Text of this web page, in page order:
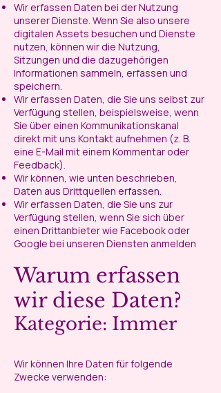
Wir erfassen Daten bei der Nutzung
unserer Dienste. Wenn Sie also unsere
digitalen Assets besuchen und Dienste
nutzen, können wir die Nutzung,
Sitzungen und die dazugehörigen
Informationen sammeln, erfassen und
speichern.
Wir erfassen Daten, die Sie uns selbst zur
Verfügung stellen, beispielsweise, wenn
Sie über einen Kommunikationskanal
direkt mit uns Kontakt aufnehmen (z. B.
eine E-Mail mit einem Kommentar oder
Feedback).
Wir können, wie unten beschrieben,
Daten aus Drittquellen erfassen.
Wir erfassen Daten, die Sie uns zur
Verfügung stellen, wenn Sie sich über
einen Drittanbieter wie Facebook oder
Google bei unseren Diensten anmelden
Warum erfassen
wir diese Daten?
Kategorie: Immer
Wir können Ihre Daten für folgende
Zwecke verwenden: